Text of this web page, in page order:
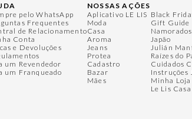
pelo WhatsApp
Frequentes
de Relacionamento
Conta
e Devoluções
um Revendedor
um Franqueado
NOSSAS AÇÕES
Aplicativo LE LIS
Moda
Casa
Aroma
Jeans
Protea
Cadastro
Bazar
Mães
Black
Gift Guide
Namorados
Japão
Julián
Raízes do
Cuidados
Instruções
Minha Loja
Le Lis Casa